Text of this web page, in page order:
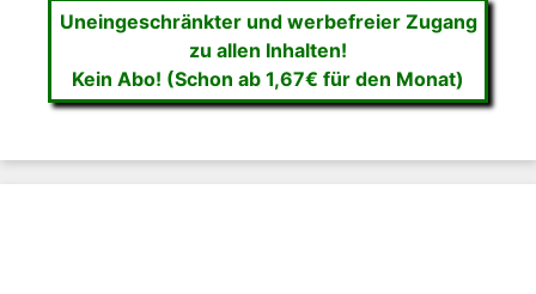
Uneingeschränkter und werbefreier Zugang
zu allen Inhalten!
Kein Abo! (Schon ab 1,67€ für den Monat)